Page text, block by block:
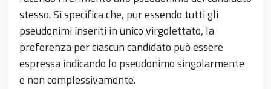
stesso. Si specifica che, pur essendo tutti gli
pseudonimi inseriti in unico virgolettato, la
preferenza per ciascun candidato può essere
espressa indicando lo pseudonimo singolarmente
e non complessivamente.